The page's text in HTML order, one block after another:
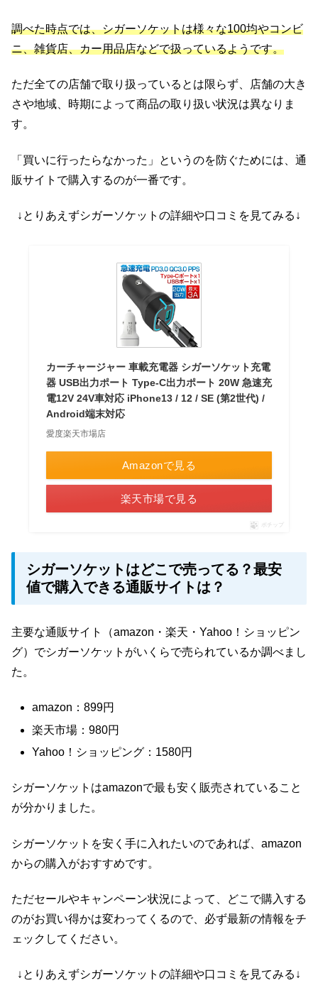
調べた時点では、シガーソケットは様々な100均やコンビ
ニ、雑貨店、カー用品店などで扱っているようです。
ただ全ての店舗で取り扱っているとは限らず、店舗の大き
さや地域、時期によって商品の取り扱い状況は異なりま
す。
「買いに行ったらなかった」というのを防ぐためには、通
販サイトで購入するのが一番です。
↓とりあえずシガーソケットの詳細や口コミを見てみる↓
カーチャージャー 車載充電器 シガーソケット充電
器 USB出力ポート Type-C出力ポート 20W 急速充
電12V 24V車対応 iPhone13 / 12 / SE (第2世代) /
Android端末対応
愛度楽天市場店
Amazonで見る
楽天市場で見る
ポチップ
シガーソケットはどこで売ってる？最安
値で購入できる通販サイトは？
主要な通販サイト（amazon・楽天・Yahoo！ショッピン
グ）でシガーソケットがいくらで売られているか調べまし
た。
amazon：899円
楽天市場：980円
Yahoo！ショッピング：1580円
シガーソケットはamazonで最も安く販売されていること
が分かりました。
シガーソケットを安く手に入れたいのであれば、amazon
からの購入がおすすめです。
ただセールやキャンペーン状況によって、どこで購入する
のがお買い得かは変わってくるので、必ず最新の情報をチ
ェックしてください。
↓とりあえずシガーソケットの詳細や口コミを見てみる↓